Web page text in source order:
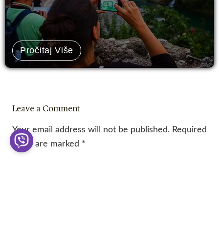
Pročitaj Više
Leave a Comment
Your email address will not be published. Required
fields are marked *